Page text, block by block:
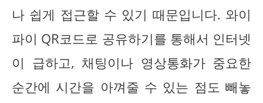
나 쉽게 접근할 수 있기 때문입니다. 와이
파이 QR코드로 공유하기를 통해서 인터넷
이 급하고, 채팅이나 영상통화가 중요한
순간에 시간을 아껴줄 수 있는 점도 빼놓